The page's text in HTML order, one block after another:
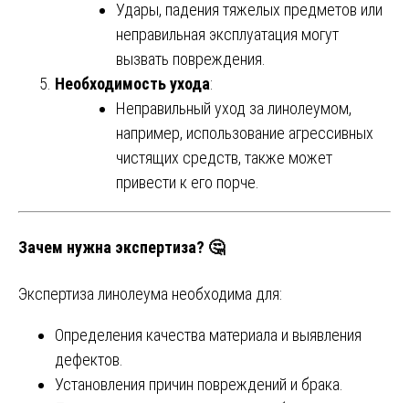
Удары, падения тяжелых предметов или
неправильная эксплуатация могут
вызвать повреждения.
Необходимость ухода:
Неправильный уход за линолеумом,
например, использование агрессивных
чистящих средств, также может
привести к его порче.
Зачем нужна экспертиза? 🤔
Экспертиза линолеума необходима для:
Определения качества материала и выявления
дефектов.
Установления причин повреждений и брака.